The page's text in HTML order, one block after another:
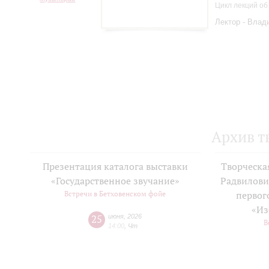
Цикл лекций
Лектор -
Архив
Презентация каталога выставки
«Государственное звучание»
Встречи в Бетховенском фойе
25 июня 2026
14:00 Чт